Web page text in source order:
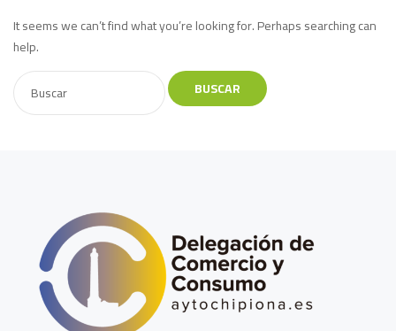
It seems we can’t find what you’re looking for. Perhaps searching can
help.
BUSCAR